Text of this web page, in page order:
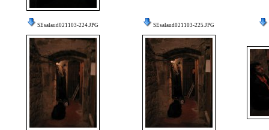
SEsalaud021103-224.JPG SEsalaud021103-225.JPG